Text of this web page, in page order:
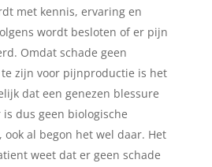
met kennis, ervaring en
wordt besloten of er pijn
Omdat schade geen
zijn voor pijnproductie is het
dat een genezen blessure
dus geen biologische
ook al begon het wel daar. Het
weet dat er geen schade